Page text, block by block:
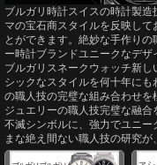
ブルガリ時計スイスの時計製
マの宝石商スタイルを反映し
とができます。絶妙な手作り
ー時計ブランドユニークなデザ
ブルガリスネークウォッチ新
シックなスタイルを何十年に
の職人技の完璧な組み合わせを
ジュエリーの職人技完璧な融
不滅シンボルに、強力でユニ
まな絶え間ない職人技の研究が